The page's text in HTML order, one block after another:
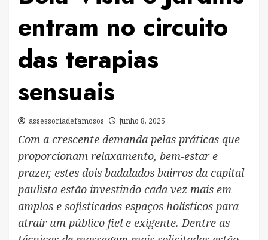
entram no circuito
das terapias
sensuais
assessoriadefamosos junho 8, 2025
Com a crescente demanda pelas práticas que
proporcionam relaxamento, bem-estar e
prazer, estes dois badalados bairros da capital
paulista estão investindo cada vez mais em
amplos e sofisticados espaços holísticos para
atrair um público fiel e exigente. Dentre as